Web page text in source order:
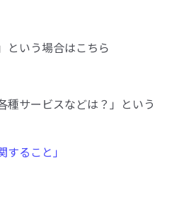
という場合はこちら
種サービスなどは？」という
ること」